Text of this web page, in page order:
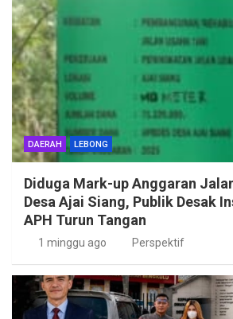
DAERAH LEBONG
Diduga Mark-up Anggaran
Desa Ajai Siang, Publik Desak
APH Turun Tangan
1 minggu ago Perspektif